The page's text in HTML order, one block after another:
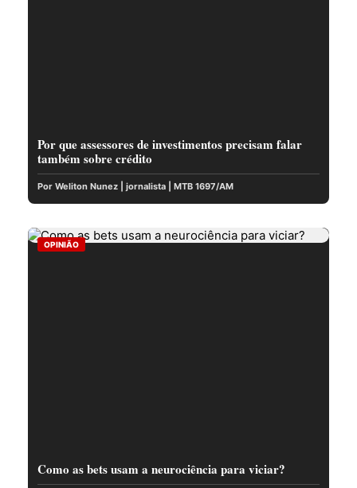
Por que assessores de investimentos precisam falar
também sobre crédito
Por Weliton Nunez | jornalista | MTB 1697/AM
OPINIÃO
Como as bets usam a neurociência para viciar?